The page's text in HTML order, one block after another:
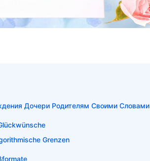
Дочери Родителям Своими Словами
Grenzen